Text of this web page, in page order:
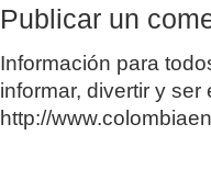
Publicar un
Información para
informar, divertir y
http://